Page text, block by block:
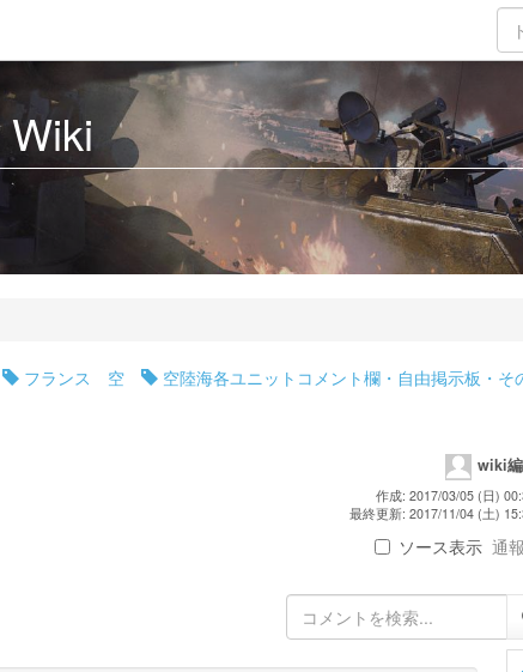
フランス 空
空陸海各ユニットコメント欄・自由掲示板・そ
wiki
作成: 2017/03/05 (日)
最終更新: 2017/11/04 (土)
ソース表示 通